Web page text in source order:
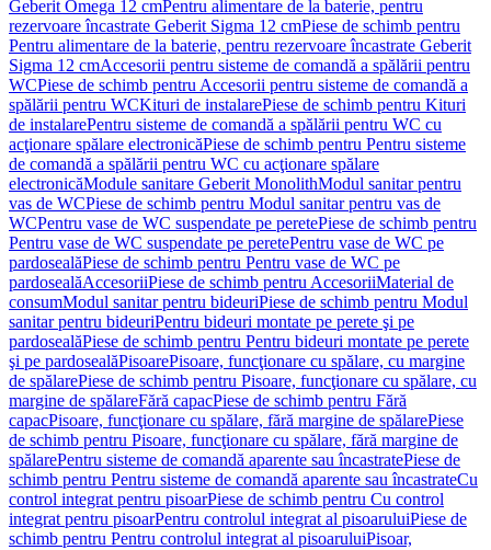
Geberit Omega 12 cmPentru alimentare de la baterie, pentru
rezervoare încastrate Geberit Sigma 12 cmPiese de schimb pentru
Pentru alimentare de la baterie, pentru rezervoare încastrate Geberit
Sigma 12 cmAccesorii pentru sisteme de comandă a spălării pentru
WCPiese de schimb pentru Accesorii pentru sisteme de comandă a
spălării pentru WCKituri de instalarePiese de schimb pentru Kituri
de instalarePentru sisteme de comandă a spălării pentru WC cu
acţionare spălare electronicăPiese de schimb pentru Pentru sisteme
de comandă a spălării pentru WC cu acţionare spălare
electronicăModule sanitare Geberit MonolithModul sanitar pentru
vas de WCPiese de schimb pentru Modul sanitar pentru vas de
WCPentru vase de WC suspendate pe peretePiese de schimb pentru
Pentru vase de WC suspendate pe peretePentru vase de WC pe
pardosealăPiese de schimb pentru Pentru vase de WC pe
pardosealăAccesoriiPiese de schimb pentru AccesoriiMaterial de
consumModul sanitar pentru bideuriPiese de schimb pentru Modul
sanitar pentru bideuriPentru bideuri montate pe perete şi pe
pardosealăPiese de schimb pentru Pentru bideuri montate pe perete
şi pe pardosealăPisoarePisoare, funcţionare cu spălare, cu margine
de spălarePiese de schimb pentru Pisoare, funcţionare cu spălare, cu
margine de spălareFără capacPiese de schimb pentru Fără
capacPisoare, funcţionare cu spălare, fără margine de spălarePiese
de schimb pentru Pisoare, funcţionare cu spălare, fără margine de
spălarePentru sisteme de comandă aparente sau încastratePiese de
schimb pentru Pentru sisteme de comandă aparente sau încastrateCu
control integrat pentru pisoarPiese de schimb pentru Cu control
integrat pentru pisoarPentru controlul integrat al pisoaruluiPiese de
schimb pentru Pentru controlul integrat al pisoaruluiPisoar,